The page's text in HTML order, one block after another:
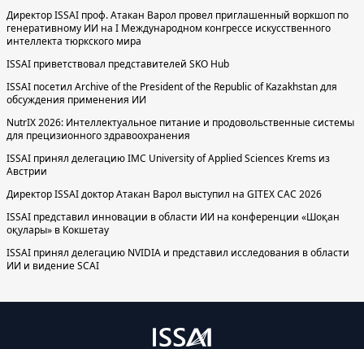
Директор ISSAI проф. Атакан Варол провел приглашенный воркшоп по
генеративному ИИ на I Международном конгрессе искусственного
интеллекта тюркского мира
ISSAI приветствовал представителей SKO Hub
ISSAI посетил Archive of the President of the Republic of Kazakhstan для
обсуждения применения ИИ
NutrIX 2026: Интеллектуальное питание и продовольственные системы
для прецизионного здравоохранения
ISSAI принял делегацию IMC University of Applied Sciences Krems из
Австрии
Директор ISSAI доктор Атакан Варол выступил на GITEX CAC 2026
ISSAI представил инновации в области ИИ на конференции «Шоқан
оқулары» в Кокшетау
ISSAI принял делегацию NVIDIA и представил исследования в области
ИИ и видение SCAI